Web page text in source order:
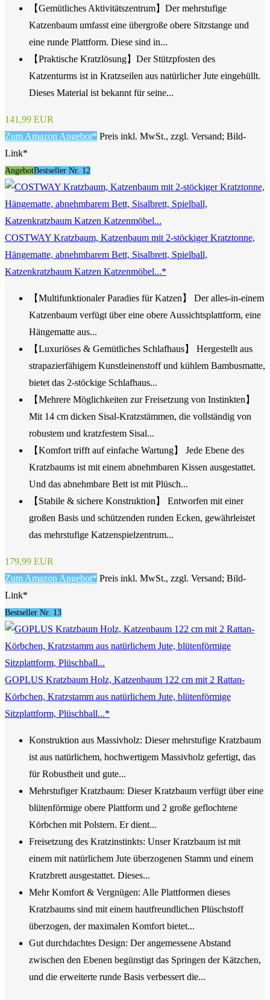
【Gemütliches Aktivitätszentrum】Der mehrstufige
Katzenbaum umfasst eine übergroße obere Sitzstange und
eine runde Plattform. Diese sind in...
【Praktische Kratzlösung】Der Stützpfosten des
Katzenturms ist in Kratzseilen aus natürlicher Jute eingehüllt.
Dieses Material ist bekannt für seine...
141,99 EUR
Zum Amazon Angebot* Preis inkl. MwSt., zzgl. Versand; Bild-
Link*
AngebotBestseller Nr. 12
COSTWAY Kratzbaum, Katzenbaum mit 2-stöckiger Kratztonne,
Hängematte, abnehmbarem Bett, Sisalbrett, Spielball,
Katzenkratzbaum Katzen Katzenmöbel...*
【Multifunktionaler Paradies für Katzen】 Der alles-in-einem
Katzenbaum verfügt über eine obere Aussichtsplattform, eine
Hängematte aus...
【Luxuriöses & Gemütliches Schlafhaus】 Hergestellt aus
strapazierfähigem Kunstleinenstoff und kühlem Bambusmatte,
bietet das 2-stöckige Schlafhaus...
【Mehrere Möglichkeiten zur Freisetzung von Instinkten】
Mit 14 cm dicken Sisal-Kratzstämmen, die vollständig von
robustem und kratzfestem Sisal...
【Komfort trifft auf einfache Wartung】 Jede Ebene des
Kratzbaums ist mit einem abnehmbaren Kissen ausgestattet.
Und das abnehmbare Bett ist mit Plüsch...
【Stabile & sichere Konstruktion】 Entworfen mit einer
großen Basis und schützenden runden Ecken, gewährleistet
das mehrstufige Katzenspielzentrum...
179,99 EUR
Zum Amazon Angebot* Preis inkl. MwSt., zzgl. Versand; Bild-
Link*
Bestseller Nr. 13
GOPLUS Kratzbaum Holz, Katzenbaum 122 cm mit 2 Rattan-
Körbchen, Kratzstamm aus natürlichem Jute, blütenförmige
Sitzplattform, Plüschball...*
Konstruktion aus Massivholz: Dieser mehrstufige Kratzbaum
ist aus natürlichem, hochwertigem Massivholz gefertigt, das
für Robustheit und gute...
Mehrstufiger Kratzbaum: Dieser Kratzbaum verfügt über eine
blütenförmige obere Plattform und 2 große geflochtene
Körbchen mit Polstern. Er dient...
Freisetzung des Kratzinstinkts: Unser Kratzbaum ist mit
einem mit natürlichem Jute überzogenen Stamm und einem
Kratzbrett ausgestattet. Dieses...
Mehr Komfort & Vergnügen: Alle Plattformen dieses
Kratzbaums sind mit einem hautfreundlichen Plüschstoff
überzogen, der maximalen Komfort bietet...
Gut durchdachtes Design: Der angemessene Abstand
zwischen den Ebenen begünstigt das Springen der Kätzchen,
und die erweiterte runde Basis verbessert die...